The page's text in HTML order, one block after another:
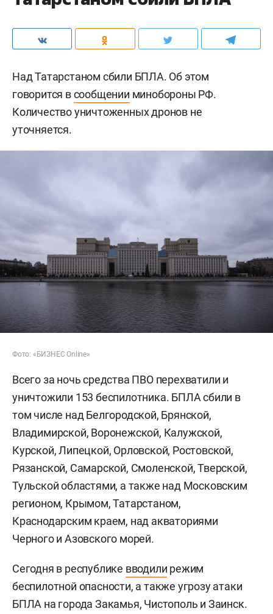
Над Татарстаном сбили БПЛА. Об этом
говорится всообщении минобороны РФ.
Количество уничтоженных дронов не
уточняется.
Фото: «БИЗНЕС Online»
Всего за ночь средства ПВО перехватили и
уничтожили 153 беспилотника. БПЛА сбили в
том числе над Белгородской, Брянской,
Владимирской, Воронежской, Калужской,
Курской, Липецкой, Орловской, Ростовской,
Рязанской, Самарской, Смоленской, Тверской,
Тульской областями, а также над Московским
регионом, Крымом, Татарстаном,
Краснодарским краем, над акваториями
Черного и Азовского морей.
Сегодня в республике вводили режим
беспилотной опасности, а также угрозу атаки
БПЛА на города Закамья, Чистополь и Заинск.